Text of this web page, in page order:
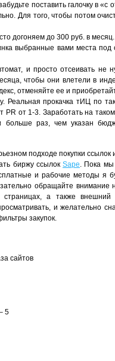
поставить галочку в
Для того, чтобы потом
догоняем до 300 руб. в
выбранные вами места под
и просто отсеивать не
чтобы они влетели в
отменяйте ее и
Реальная прокачка тИЦ по
от 1-3. Заработать на
раз, чем указан
подходе покупки
биржу ссылокSape. Пока мы
и рабочие методы я
обращайте внимание
страницах, а также
и желательно
закупок.
сайтов
5